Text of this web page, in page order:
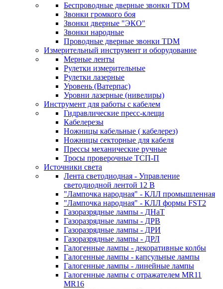
Беспроводные дверные звонки TDM
Звонки громкого боя
Звонки дверные "ЭКО"
Звонки народные
Проводные дверные звонки TDM
Измерительный инструмент и оборудование
Мерные ленты
Рулетки измерительные
Рулетки лазерные
Уровень (Ватерпас)
Уровни лазерные (нивелиры)
Инструмент для работы с кабелем
Гидравлические пресс-клещи
Кабелерезы
Ножницы кабельные ( кабелерез)
Ножницы секторные для кабеля
Прессы механические ручные
Тросы проверочные ТСП-П
Источники света
Лента светодиодная - Управление
светодиодной лентой 12 В
"Лампочка народная" - КЛЛ промышленная
"Лампочка народная" - КЛЛ формы FST2
Газоразрядные лампы - ДНаТ
Газоразрядные лампы - ДРВ
Газоразрядные лампы - ДРИ
Газоразрядные лампы - ДРЛ
Галогенные лампы - декоративные колбы
Галогенные лампы - капсульные лампы
Галогенные лампы - линейные лампы
Галогенные лампы с отражателем MR11
MR16